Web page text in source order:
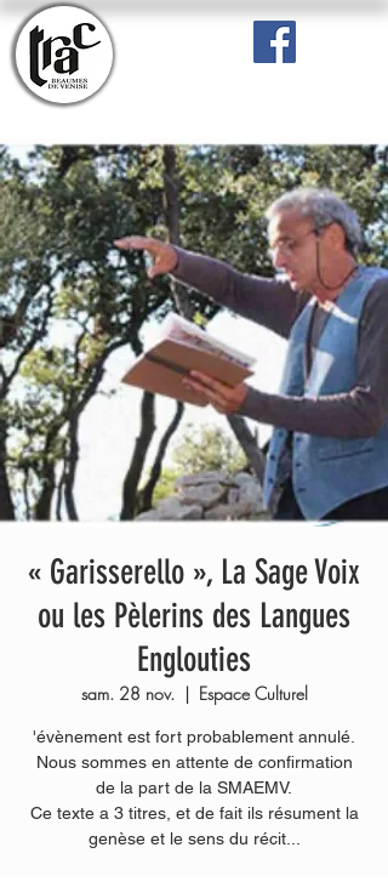
« Garisserello », La Sage Voix
ou les Pèlerins des Langues
Englouties
sam. 28 nov.
  |
Espace Culturel
'évènement est fort probablement annulé.
Nous sommes en attente de confirmation
de la part de la SMAEMV.
Ce texte a 3 titres, et de fait ils résument la
genèse et le sens du récit...